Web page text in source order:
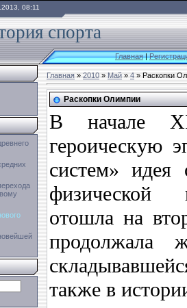
08:11
спорта
Главная|
Главная»2010»Май»4» Раскопки
Раскопки Олимпии
В начале
героическую
систем» идея
физической
отошла на
продолжала
также в